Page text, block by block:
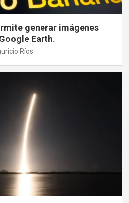
generar imágenes
Earth.
Ríos